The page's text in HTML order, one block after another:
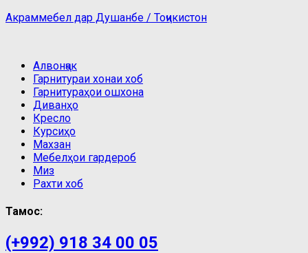
Акраммебел дар Душанбе / Тоҷикистон
Алвонҷак
Гарнитураи хонаи хоб
Гарнитураҳои ошхона
Диванҳо
Кресло
Курсиҳо
Махзан
Мебелҳои гардероб
Миз
Рахти хоб
Тамос:
(+992) 918 34 00 05